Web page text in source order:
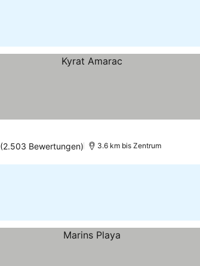
(2.503 Bewertungen) 3.6 km bis Zentrum